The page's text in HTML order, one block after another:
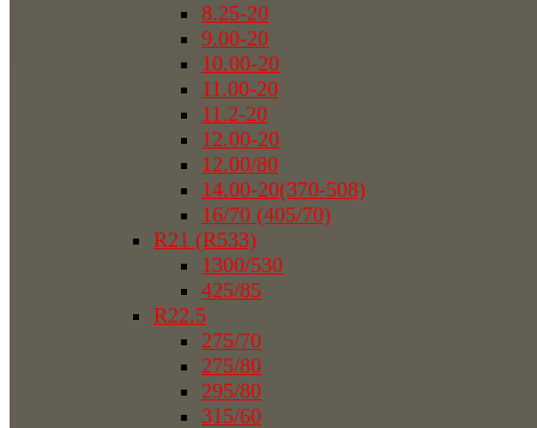
8.25-20
9.00-20
10.00-20
11.00-20
11.2-20
12.00-20
12.00/80
14.00-20(370-508)
16/70 (405/70)
R21 (R533)
1300/530
425/85
R22.5
275/70
275/80
295/80
315/60